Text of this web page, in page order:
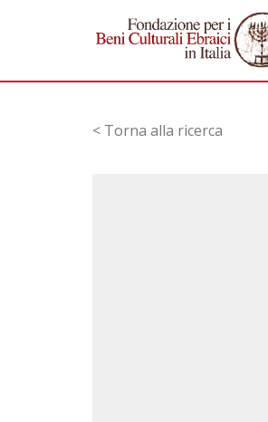
< Torna alla ricerca